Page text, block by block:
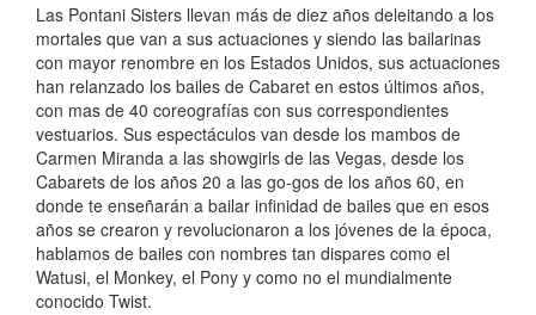
Las Pontani Sisters llevan más de diez años deleitando a los
mortales que van a sus actuaciones y siendo las bailarinas
con mayor renombre en los Estados Unidos, sus actuaciones
han relanzado los bailes de Cabaret en estos últimos años,
con mas de 40 coreografías con sus correspondientes
vestuarios. Sus espectáculos van desde los mambos de
Carmen Miranda a las showgirls de las Vegas, desde los
Cabarets de los años 20 a las go-gos de los años 60, en
donde te enseñarán a bailar infinidad de bailes que en esos
años se crearon y revolucionaron a los jóvenes de la época,
hablamos de bailes con nombres tan dispares como el
Watusi, el Monkey, el Pony y como no el mundialmente
conocido Twist.